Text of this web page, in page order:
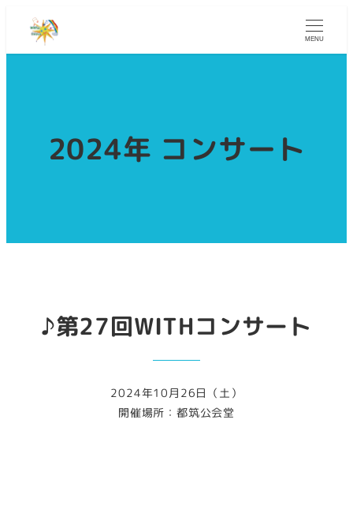
MENU
2024年 コンサート
♪第27回WITHコンサート
2024年10月26日（土）
開催場所：都筑公会堂